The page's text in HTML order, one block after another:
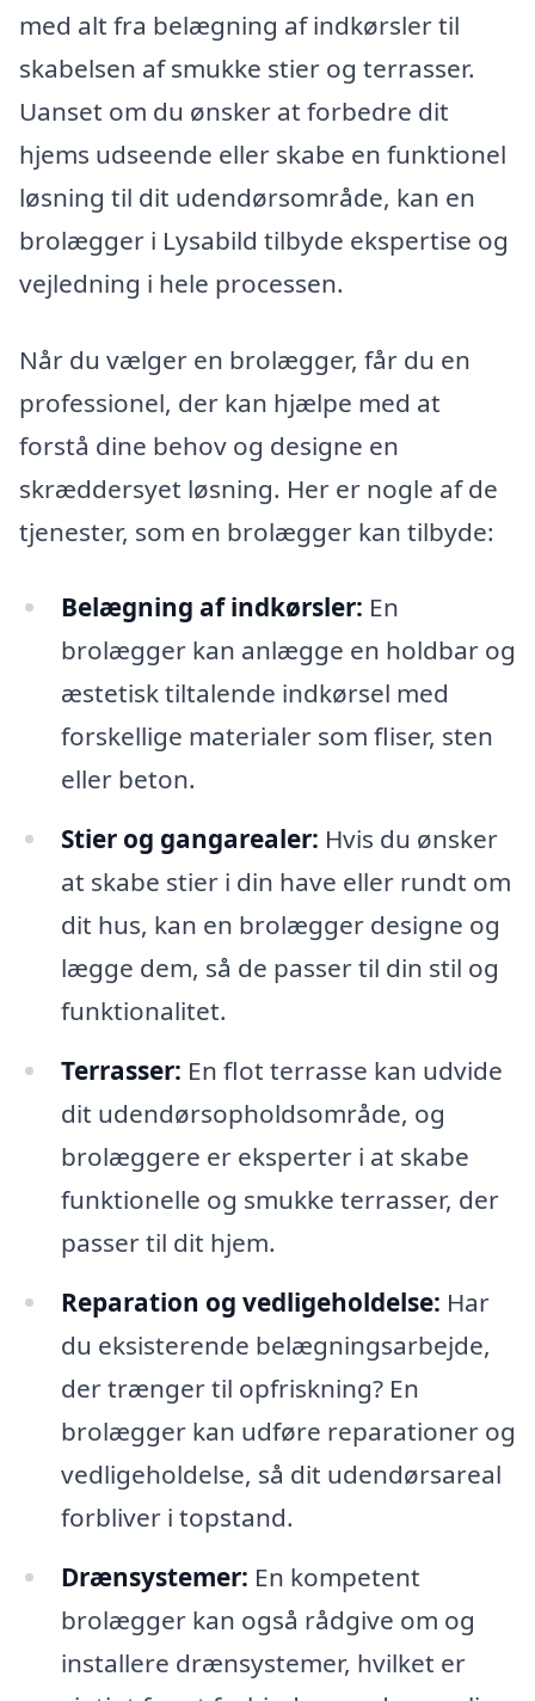
med alt fra belægning af indkørsler til
skabelsen af smukke stier og terrasser.
Uanset om du ønsker at forbedre dit
hjems udseende eller skabe en funktionel
løsning til dit udendørsområde, kan en
brolægger i Lysabild tilbyde ekspertise og
vejledning i hele processen.
Når du vælger en brolægger, får du en
professionel, der kan hjælpe med at
forstå dine behov og designe en
skræddersyet løsning. Her er nogle af de
tjenester, som en brolægger kan tilbyde:
Belægning af indkørsler: En
brolægger kan anlægge en holdbar og
æstetisk tiltalende indkørsel med
forskellige materialer som fliser, sten
eller beton.
Stier og gangarealer: Hvis du ønsker
at skabe stier i din have eller rundt om
dit hus, kan en brolægger designe og
lægge dem, så de passer til din stil og
funktionalitet.
Terrasser: En flot terrasse kan udvide
dit udendørsopholdsområde, og
brolæggere er eksperter i at skabe
funktionelle og smukke terrasser, der
passer til dit hjem.
Reparation og vedligeholdelse: Har
du eksisterende belægningsarbejde,
der trænger til opfriskning? En
brolægger kan udføre reparationer og
vedligeholdelse, så dit udendørsareal
forbliver i topstand.
Drænsystemer: En kompetent
brolægger kan også rådgive om og
installere drænsystemer, hvilket er